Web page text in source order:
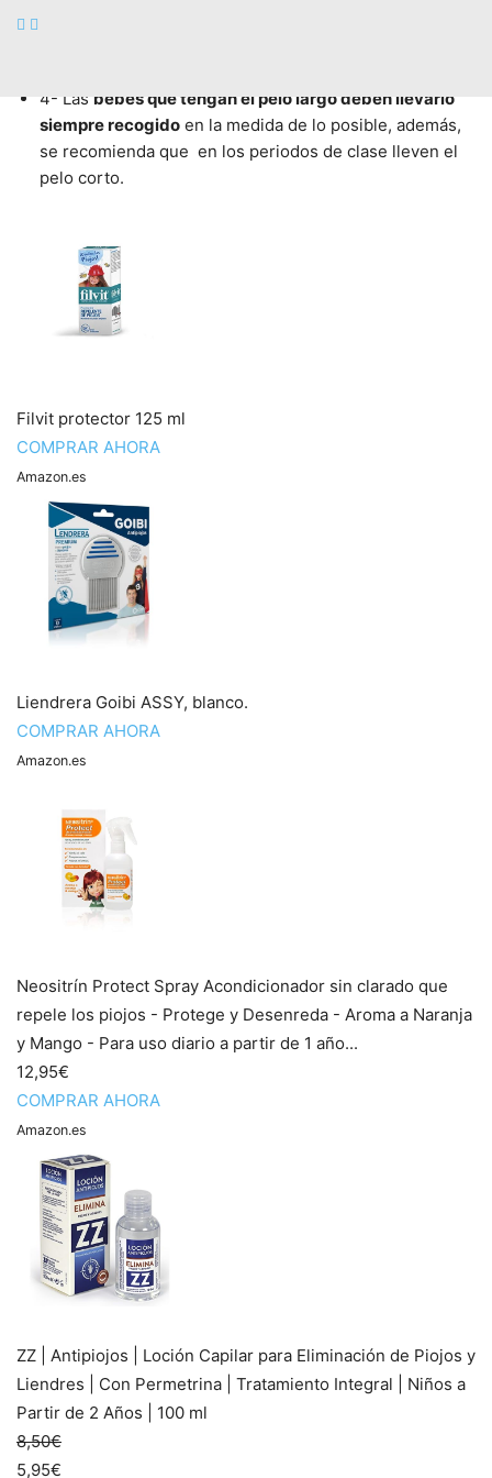
4- Las bebés que tengan el pelo largo deben llevarlo
siempre recogido en la medida de lo posible, además,
se recomienda que en los periodos de clase lleven el
pelo corto.
Filvit protector 125 ml
COMPRAR AHORA
Amazon.es
Liendrera Goibi ASSY, blanco.
COMPRAR AHORA
Amazon.es
Neositrín Protect Spray Acondicionador sin clarado que
repele los piojos - Protege y Desenreda - Aroma a Naranja
y Mango - Para uso diario a partir de 1 año...
12,95€
COMPRAR AHORA
Amazon.es
ZZ | Antipiojos | Loción Capilar para Eliminación de Piojos y
Liendres | Con Permetrina | Tratamiento Integral | Niños a
Partir de 2 Años | 100 ml
8,50€
5,95€